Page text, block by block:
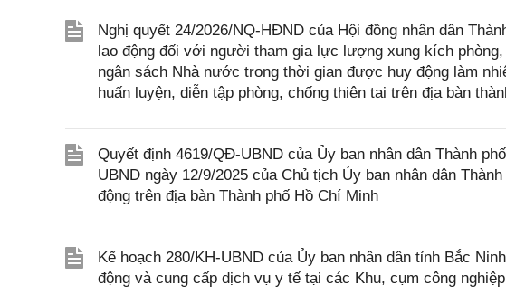
Nghị quyết 24/2026/NQ-HĐND của Hội đồng nhân dân
lao động đối với người tham gia lực lượng xung kích
ngân sách Nhà nước trong thời gian được huy động làm
huấn luyện, diễn tập phòng, chống thiên tai trên địa bàn
Quyết định 4619/QĐ-UBND của Ủy ban nhân dân Thành
UBND ngày 12/9/2025 của Chủ tịch Ủy ban nhân dân
động trên địa bàn Thành phố Hồ Chí Minh
Kế hoạch 280/KH-UBND của Ủy ban nhân dân tỉnh Bắc
động và cung cấp dịch vụ y tế tại các Khu, cụm công